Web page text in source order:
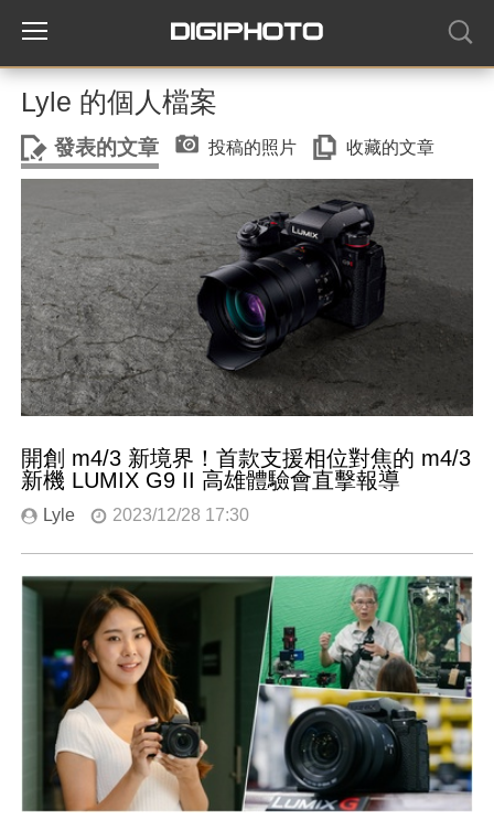
Lyle 的個人檔案
發表的文章 投稿的照片 收藏的文章
開創 m4/3 新境界！首款支援相位對焦的 m4/3
新機 LUMIX G9 II 高雄體驗會直擊報導
Lyle 2023/12/28 17:30